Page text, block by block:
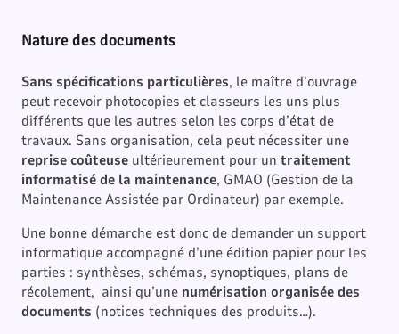
Nature des documents
Sans spécifications particulières, le maître d’ouvrage
peut recevoir photocopies et classeurs les uns plus
différents que les autres selon les corps d’état de
travaux. Sans organisation, cela peut nécessiter une
reprise coûteuse ultérieurement pour un traitement
informatisé de la maintenance, GMAO (Gestion de la
Maintenance Assistée par Ordinateur) par exemple.
Une bonne démarche est donc de demander un support
informatique accompagné d’une édition papier pour les
parties : synthèses, schémas, synoptiques, plans de
récolement, ainsi qu’une numérisation organisée des
documents (notices techniques des produits…).